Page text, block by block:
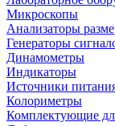
Микроскопы
Анализаторы
Генераторы
Динамометры
Индикаторы
Источники
Колориметры
Комплектующие